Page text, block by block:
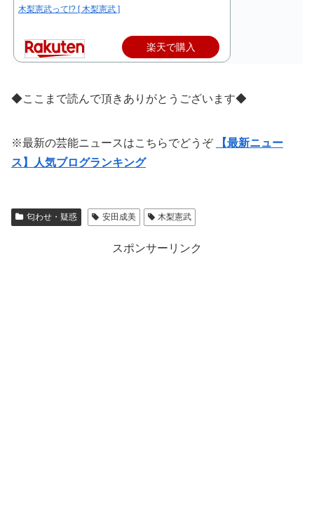
木梨憲武って!? [ 木梨憲武 ]
楽天で購入
◆ここまで読んで頂きありがとうございます◆
※最新の芸能ニュースはこちらでどうぞ
【最新ニュー
ス】人気ブログランキング
匂わせ・疑惑 安田成美 木梨憲武
スポンサーリンク